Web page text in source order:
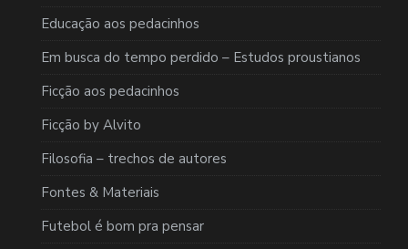
Educação aos pedacinhos
Em busca do tempo perdido – Estudos proustianos
Ficção aos pedacinhos
Ficção by Alvito
Filosofia – trechos de autores
Fontes & Materiais
Futebol é bom pra pensar